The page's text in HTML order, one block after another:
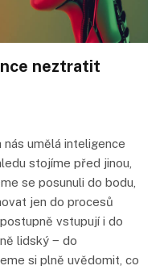
neztratit
umělá inteligence
stojíme před jinou,
se posunuli do bodu,
jen do procesů
vstupují i do
lidský ‒ do
si plně uvědomit, co